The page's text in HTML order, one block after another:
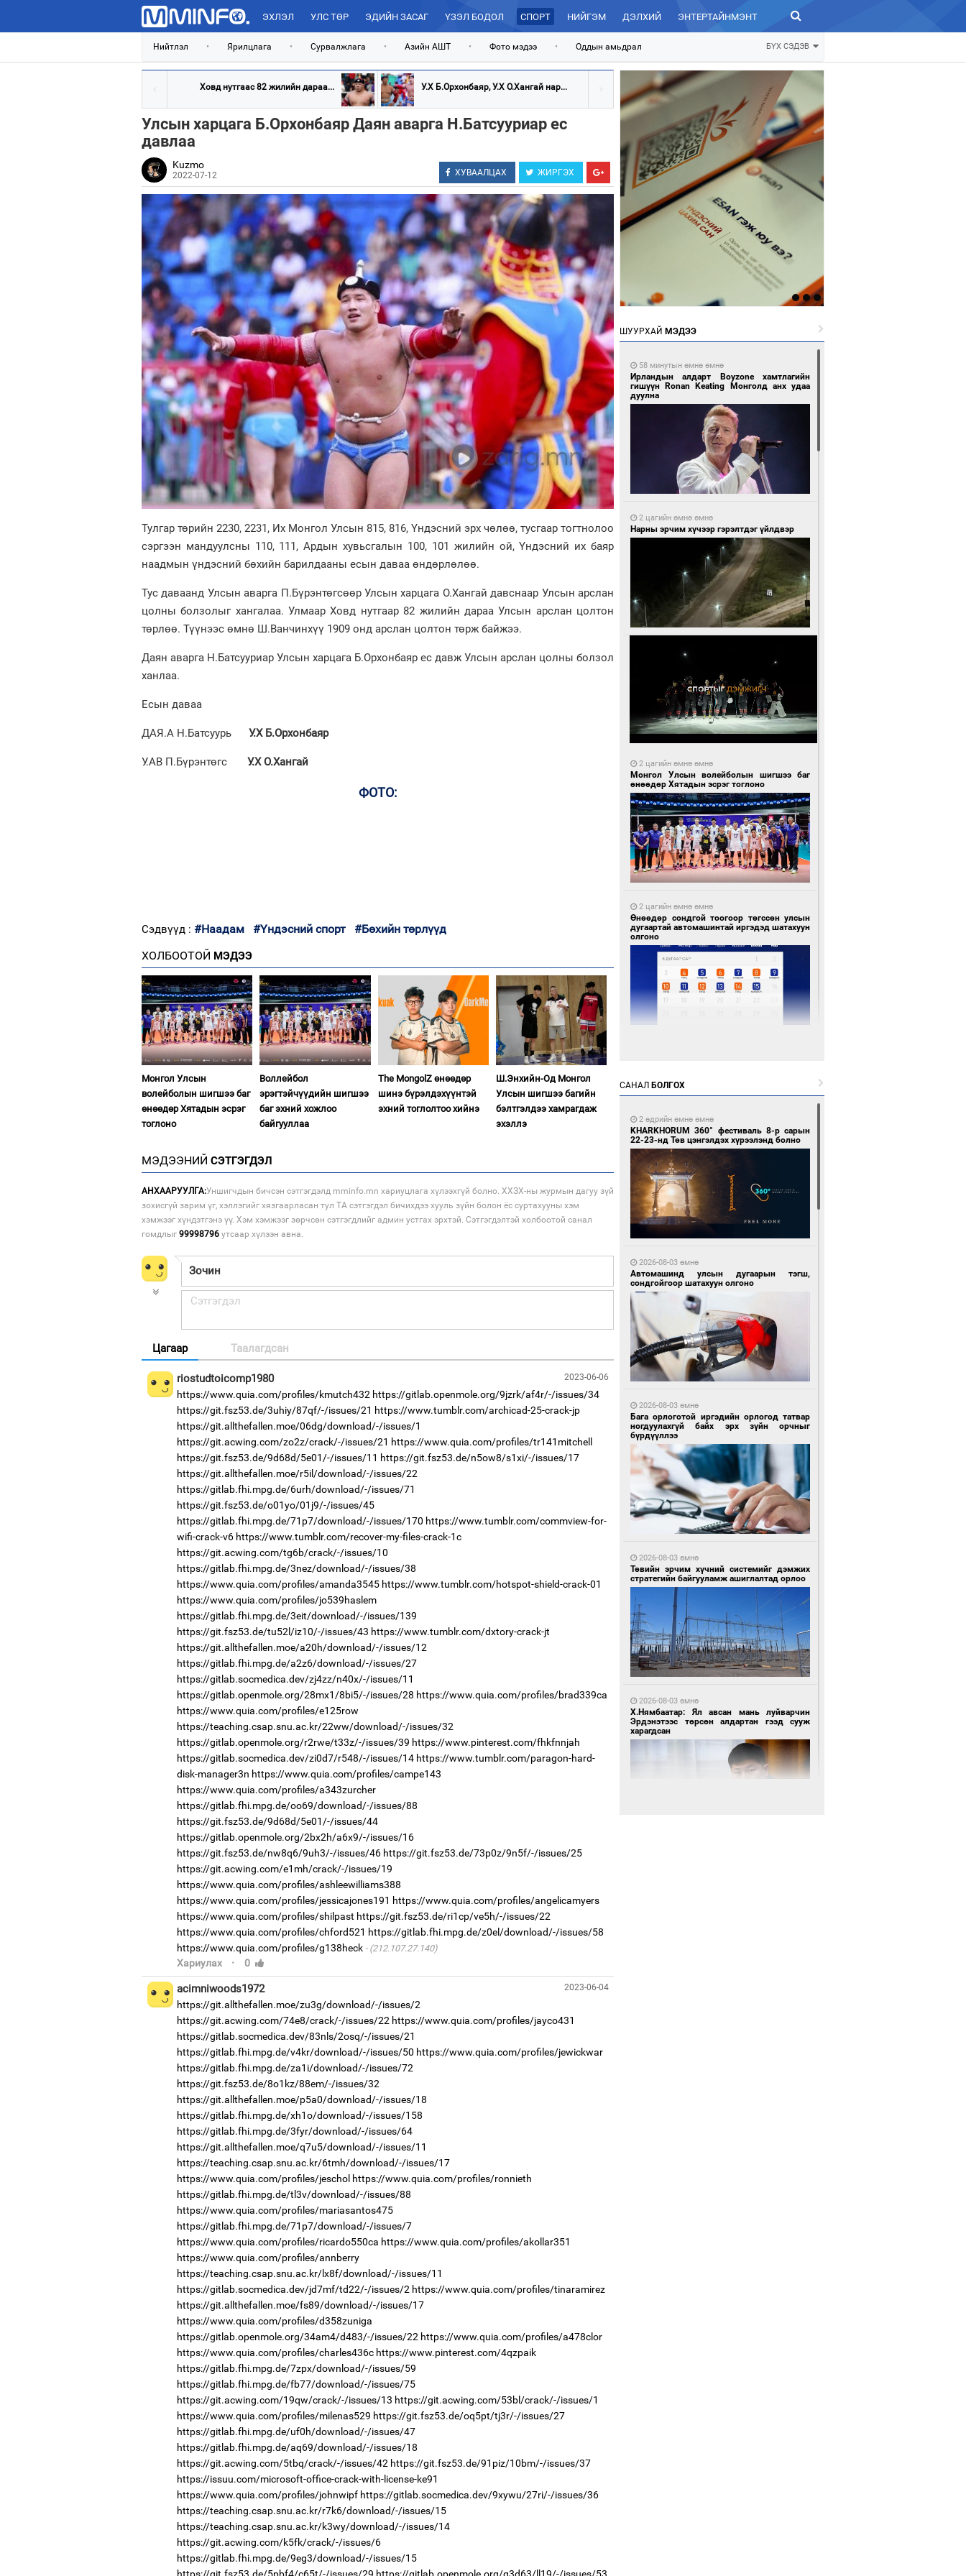
ЭХЛЭЛ УЛС ТӨР ЭДИЙН ЗАСАГ ҮЗЭЛ БОДОЛ СПОРТ НИЙГЭМ ДЭЛХИЙ ЭНТЕРТАЙНМЭНТ ЗУРХАЙ
Нийтлэл • Ярилцлага • Сурвалжлага • Азийн АШТ • Фото мэдээ • Оддын амьдрал БҮХ СЭДЭВ
Ховд нутгаас 82 жилийн дараа... У.Х Б.Орхонбаяр, У.Х О.Хангай нар...
Улсын харцага Б.Орхонбаяр Даян аварга Н.Батсууриар ес
давлаа
Kuzmo
2022-07-12 ХУВААЛЦАХ ЖИРГЭХ
Тулгар төрийн 2230, 2231, Их Монгол Улсын 815, 816, Үндэсний эрх чөлөө, тусгаар тогтнолоо
сэргээн мандуулсны 110, 111, Ардын хувьсгалын 100, 101 жилийн ой, Үндэсний их баяр
наадмын үндэсний бөхийн барилдааны есын даваа өндөрлөлөө.
Тус даваанд Улсын аварга П.Бүрэнтөгсөөр Улсын харцага О.Хангай давснаар Улсын арслан
цолны болзолыг хангалаа. Улмаар Ховд нутгаар 82 жилийн дараа Улсын арслан цолтон
төрлөө. Түүнээс өмнө Ш.Ванчинхүү 1909 онд арслан цолтон төрж байжээ.
Даян аварга Н.Батсууриар Улсын харцага Б.Орхонбаяр ес давж Улсын арслан цолны болзол
ханлаа.
Есын даваа
ДАЯ.А Н.Батсуурь У.ХБ.Орхонбаяр
У.АВ П.Бүрэнтөгс У.ХО.Хангай
ФОТО:
Сэдвүүд : #Наадам #Үндэсний спорт
#Бөхийн төрлүүд
ХОЛБООТОЙ МЭДЭЭ
Монгол Улсын
волейболын шигшээ баг
өнөөдөр Хятадын эсрэг
тоглоно
Воллейбол
эрэгтэйчүүдийн шигшээ
баг эхний хожлоо
байгууллаа
The MongolZ өнөөдөр
шинэ бүрэлдэхүүнтэй
эхний тоглолтоо хийнэ
Ш.Энхийн-Од Монгол
Улсын шигшээ багийн
бэлтгэлдээ хамрагдаж
эхэллэ
МЭДЭЭНИЙ СЭТГЭГДЭЛ
АНХААРУУЛГА:Уншигчдын бичсэн сэтгэгдэлд mminfo.mn хариуцлага хүлээхгүй болно. ХХЗХ-ны журмын дагуу зүй
зохисгүй зарим үг, хэллэгийг хязгаарласан тул ТА сэтгэгдэл бичихдээ хууль зүйн болон ёс суртахууны хэм
хэмжээг хүндэтгэнэ үү. Хэм хэмжээг зөрчсөн сэтгэгдлийг админ устгах эрхтэй. Сэтгэгдэлтэй холбоотой санал
гомдлыг 99998796 утсаар хүлээн авна.
Цагаар Таалагдсан
2023-06-06
riostudtoicomp1980
https://www.quia.com/profiles/kmutch432 https://gitlab.openmole.org/9jzrk/af4r/-/issues/34
https://git.fsz53.de/3uhiy/87qf/-/issues/21 https://www.tumblr.com/archicad-25-crack-jp
https://git.allthefallen.moe/06dg/download/-/issues/1
https://git.acwing.com/zo2z/crack/-/issues/21 https://www.quia.com/profiles/tr141mitchell
https://git.fsz53.de/9d68d/5e01/-/issues/11 https://git.fsz53.de/n5ow8/s1xi/-/issues/17
https://git.allthefallen.moe/r5il/download/-/issues/22
https://gitlab.fhi.mpg.de/6urh/download/-/issues/71
https://git.fsz53.de/o01yo/01j9/-/issues/45
https://gitlab.fhi.mpg.de/71p7/download/-/issues/170 https://www.tumblr.com/commview-for-
wifi-crack-v6 https://www.tumblr.com/recover-my-files-crack-1c
https://git.acwing.com/tg6b/crack/-/issues/10
https://gitlab.fhi.mpg.de/3nez/download/-/issues/38
https://www.quia.com/profiles/amanda3545 https://www.tumblr.com/hotspot-shield-crack-01
https://www.quia.com/profiles/jo539haslem
https://gitlab.fhi.mpg.de/3eit/download/-/issues/139
https://git.fsz53.de/tu52l/iz10/-/issues/43 https://www.tumblr.com/dxtory-crack-jt
https://git.allthefallen.moe/a20h/download/-/issues/12
https://gitlab.fhi.mpg.de/a2z6/download/-/issues/27
https://gitlab.socmedica.dev/zj4zz/n40x/-/issues/11
https://gitlab.openmole.org/28mx1/8bi5/-/issues/28 https://www.quia.com/profiles/brad339ca
https://www.quia.com/profiles/e125row
https://teaching.csap.snu.ac.kr/22ww/download/-/issues/32
https://gitlab.openmole.org/r2rwe/t33z/-/issues/39 https://www.pinterest.com/fhkfnnjah
https://gitlab.socmedica.dev/zi0d7/r548/-/issues/14 https://www.tumblr.com/paragon-hard-
disk-manager3n https://www.quia.com/profiles/campe143
https://www.quia.com/profiles/a343zurcher
https://gitlab.fhi.mpg.de/oo69/download/-/issues/88
https://git.fsz53.de/9d68d/5e01/-/issues/44
https://gitlab.openmole.org/2bx2h/a6x9/-/issues/16
https://git.fsz53.de/nw8q6/9uh3/-/issues/46 https://git.fsz53.de/73p0z/9n5f/-/issues/25
https://git.acwing.com/e1mh/crack/-/issues/19
https://www.quia.com/profiles/ashleewilliams388
https://www.quia.com/profiles/jessicajones191 https://www.quia.com/profiles/angelicamyers
https://www.quia.com/profiles/shilpast https://git.fsz53.de/ri1cp/ve5h/-/issues/22
https://www.quia.com/profiles/chford521 https://gitlab.fhi.mpg.de/z0el/download/-/issues/58
https://www.quia.com/profiles/g138heck
(212.107.27.140)
Хариулах · 0
2023-06-04
acimniwoods1972
https://git.allthefallen.moe/zu3g/download/-/issues/2
https://git.acwing.com/74e8/crack/-/issues/22 https://www.quia.com/profiles/jayco431
https://gitlab.socmedica.dev/83nls/2osq/-/issues/21
https://gitlab.fhi.mpg.de/v4kr/download/-/issues/50 https://www.quia.com/profiles/jewickwar
https://gitlab.fhi.mpg.de/za1i/download/-/issues/72
https://git.fsz53.de/8o1kz/88em/-/issues/32
https://git.allthefallen.moe/p5a0/download/-/issues/18
https://gitlab.fhi.mpg.de/xh1o/download/-/issues/158
https://gitlab.fhi.mpg.de/3fyr/download/-/issues/64
https://git.allthefallen.moe/q7u5/download/-/issues/11
https://teaching.csap.snu.ac.kr/6tmh/download/-/issues/17
https://www.quia.com/profiles/jeschol https://www.quia.com/profiles/ronnieth
https://gitlab.fhi.mpg.de/tl3v/download/-/issues/88
https://www.quia.com/profiles/mariasantos475
https://gitlab.fhi.mpg.de/71p7/download/-/issues/7
https://www.quia.com/profiles/ricardo550ca https://www.quia.com/profiles/akollar351
https://www.quia.com/profiles/annberry
https://teaching.csap.snu.ac.kr/lx8f/download/-/issues/11
https://gitlab.socmedica.dev/jd7mf/td22/-/issues/2 https://www.quia.com/profiles/tinaramirez
https://git.allthefallen.moe/fs89/download/-/issues/17
https://www.quia.com/profiles/d358zuniga
https://gitlab.openmole.org/34am4/d483/-/issues/22 https://www.quia.com/profiles/a478clor
https://www.quia.com/profiles/charles436c https://www.pinterest.com/4qzpaik
https://gitlab.fhi.mpg.de/7zpx/download/-/issues/59
https://gitlab.fhi.mpg.de/fb77/download/-/issues/75
https://git.acwing.com/19qw/crack/-/issues/13 https://git.acwing.com/53bl/crack/-/issues/1
https://www.quia.com/profiles/milenas529 https://git.fsz53.de/oq5pt/tj3r/-/issues/27
https://gitlab.fhi.mpg.de/uf0h/download/-/issues/47
https://gitlab.fhi.mpg.de/aq69/download/-/issues/18
https://git.acwing.com/5tbq/crack/-/issues/42 https://git.fsz53.de/91piz/10bm/-/issues/37
https://issuu.com/microsoft-office-crack-with-license-ke91
https://www.quia.com/profiles/johnwipf https://gitlab.socmedica.dev/9xywu/27ri/-/issues/36
https://teaching.csap.snu.ac.kr/r7k6/download/-/issues/15
https://teaching.csap.snu.ac.kr/k3wy/download/-/issues/14
https://git.acwing.com/k5fk/crack/-/issues/6
https://gitlab.fhi.mpg.de/9eg3/download/-/issues/15
ШУУРХАЙ МЭДЭЭ
58 минутын өмнө өмнө
Ирландын алдарт Boyzone хамтлагийн
гишүүн Ronan Keating Монголд анх удаа
дуулна
2 цагийн өмнө өмнө
Нарны эрчим хүчээр гэрэлтдэг үйлдвэр
2 цагийн өмнө өмнө
Монгол Улсын волейболын шигшээ баг
өнөөдөр Хятадын эсрэг тоглоно
2 цагийн өмнө өмнө
Өнөөдөр сондгой тоогоор төгссөн улсын
дугаартай автомашинтай иргэдэд шатахуун
олгоно
тэнгэрийг тахих тахилгад оролцлоо
2 цагийн өмнө өмнө
Зургаан цагаан мэнгэтэй харагчин үхэр
өдөр
2 цагийн өмнө өмнө
Бороо орохгүй, өдөртөө 28-30 хэм дулаан
байна
16 цагийн өмнө өмнө
Бүх төрлийн шатахууны импортыг шуурхай
тээвэрлэхэд гурван яам хамтран ажиллана
16 цагийн өмнө өмнө
МИАТ ТӨХК “Боинг” компанитай хамтын
ажиллагаагаа өргөжүүлнэ
САНАЛ БОЛГОХ
2 өдрийн өмнө өмнө
KHARKHORUM 360° фестиваль 8-р сарын
22-23-нд Төв цэнгэлдэх хүрээлэнд болно
2026-08-03 өмнө
Автомашинд улсын дугаарын тэгш,
сондгойгоор шатахуун олгоно
2026-08-03 өмнө
Бага орлоготой иргэдийн орлогод татвар
ногдуулахгүй байх эрх зүйн орчныг
бүрдүүллээ
2026-08-03 өмнө
Төвийн эрчим хүчний системийг дэмжих
стратегийн байгууламж ашиглалтад орлоо
2026-08-03 өмнө
Х.Нямбаатар: Ял авсан мань луйварчин
Эрдэнэтээс төрсөн алдартан гээд сууж
харагдсан